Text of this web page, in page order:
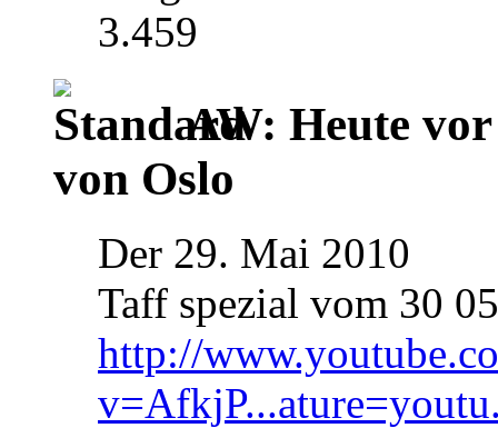
3.459
AW: Heute
von Oslo
Der 29. Mai 2010
Taff spezial vom 30
http://